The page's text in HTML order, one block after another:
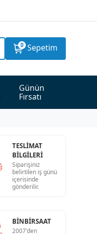
0 Sepetim
Günün
Fırsatı
TESLİMAT
BİLGİLERİ
Siparişiniz
belirtilen iş günü
içerisinde
gönderilir.
BINBIRSAAT
2007'den